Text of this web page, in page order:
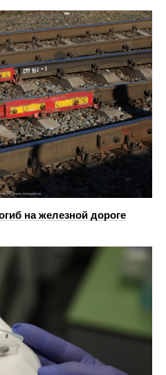
на железной дороге